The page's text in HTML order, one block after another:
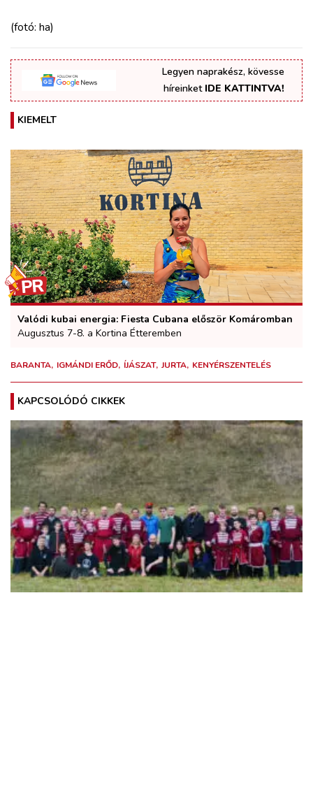
(fotó: ha)
Legyen naprakész, kövesse
híreinket IDE KATTINTVA!
KIEMELT
Valódi kubai energia: Fiesta Cubana először Komáromban
Augusztus 7-8. a Kortina Étteremben
BARANTA IGMÁNDI ERŐD ÍJÁSZAT JURTA KENYÉRSZENTELÉS
KAPCSOLÓDÓ CIKKEK